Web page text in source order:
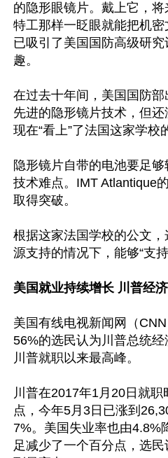
的隐形眼镜片。戴上它，
特工那样一眨眼就能把机密
已吸引了美国国防高级研
趣。
在过去十年间，美国国防
先进的隐形镜片技术，但还
现在“看上”了法国这家学校
隐形镜片自带的电池要足
技术难点。IMT Atlantique
取得突破。
根据这家法国学校的公文
源支持的情况下，能够“支
美国就业持续增长 川普经
美国有线电视新闻网（
56%的选民认为川普总统
川普就职以来最高峰。
川普在2017年1月20日就
点，今年5月3日已涨到
7%。美国失业率也由4.8%
足减少了一个百分点，选